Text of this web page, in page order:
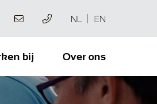
NL EN
bij Over ons